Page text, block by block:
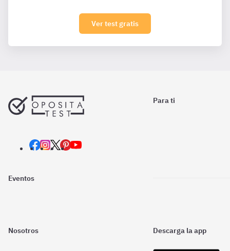
Ver test gratis
Para ti
Eventos
Nosotros Descarga la app